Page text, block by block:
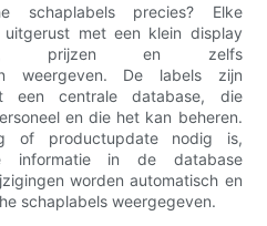
schaplabels precies? Elke
met een klein display
prijzen en zelfs
weergeven. De labels zijn
een centrale database, die
en die het kan beheren.
of productupdate nodig is,
informatie in de database
worden automatisch en
schaplabels weergegeven.